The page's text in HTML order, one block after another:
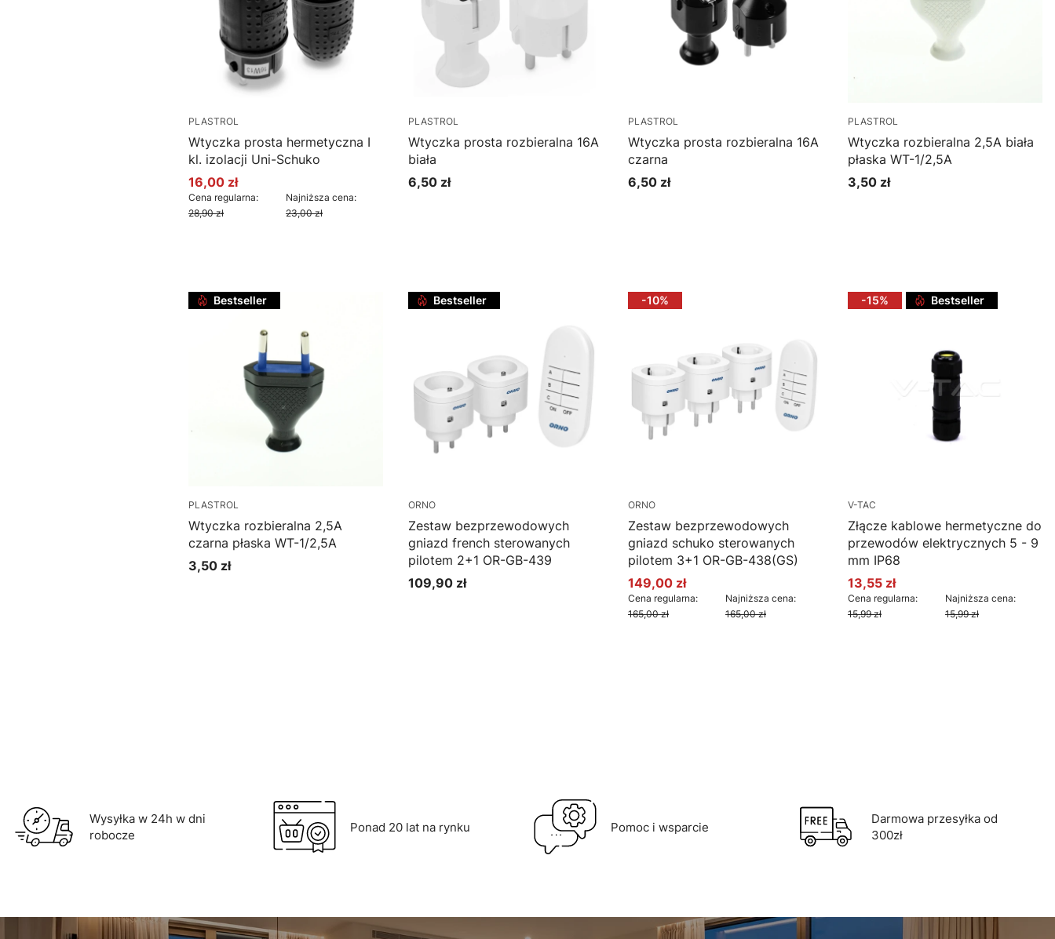
PLASTROL
Wtyczka prosta hermetyczna I
kl. izolacji Uni-Schuko
Cena promocyjna
16,00 zł
Cena regularna:
28,90 zł
Najniższa cena:
23,00 zł
PLASTROL
Wtyczka prosta rozbieralna 16A
biała
Cena
6,50 zł
PLASTROL
Wtyczka prosta rozbieralna 16A
czarna
Cena
6,50 zł
PLASTROL
Wtyczka rozbieralna 2,5A biała
płaska WT-1/2,5A
Cena
3,50 zł
Bestseller
PLASTROL
Wtyczka rozbieralna 2,5A
czarna płaska WT-1/2,5A
Cena
3,50 zł
Bestseller
ORNO
Zestaw bezprzewodowych
gniazd french sterowanych
pilotem 2+1 OR-GB-439
Cena
109,90 zł
-10%
ORNO
Zestaw bezprzewodowych
gniazd schuko sterowanych
pilotem 3+1 OR-GB-438(GS)
Cena promocyjna
149,00 zł
Cena regularna:
165,00 zł
Najniższa cena:
165,00 zł
-15% Bestseller
V-TAC
Złącze kablowe hermetyczne do
przewodów elektrycznych 5 - 9
mm IP68
Cena promocyjna
13,55 zł
Cena regularna:
15,99 zł
Najniższa cena:
15,99 zł
Wysyłka w 24h w dni
robocze
Ponad 20 lat na rynku Pomoc i wsparcie
Darmowa przesyłka od
300zł